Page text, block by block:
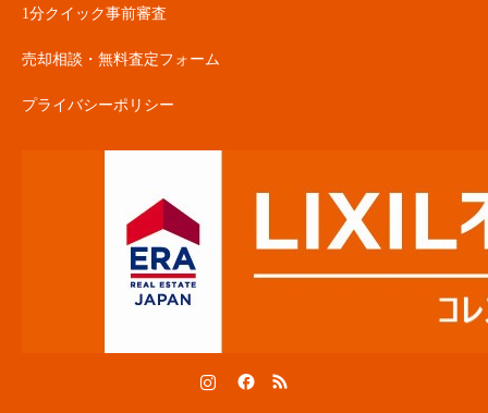
1分クイック事前審査
売却相談・無料査定フォーム
プライバシーポリシー